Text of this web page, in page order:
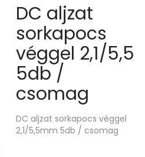
DC aljzat
sorkapocs
véggel 2,1/5,5
5db /
csomag
DC aljzat sorkapocs véggel
2,1/5,5mm 5db / csomag